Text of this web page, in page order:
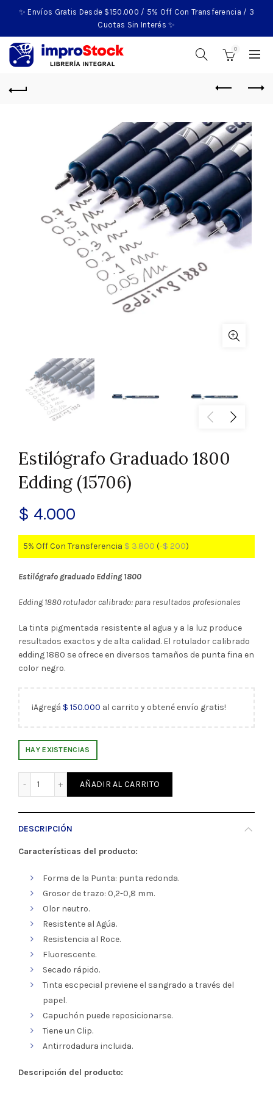
✨ Envíos Gratis Desde $150.000 / 5% Off Con Transferencia / 3
Cuotas Sin Interés ✨
0
Estilógrafo Graduado 1800
Edding (15706)
$ 4.000
5% Off Con Transferencia $ 3.800 (-$ 200)
Estilógrafo graduado Edding 1800
Edding 1880 rotulador calibrado: para resultados profesionales
La tinta pigmentada resistente al agua y a la luz produce
resultados exactos y de alta calidad. El rotulador calibrado
edding 1880 se ofrece en diversos tamaños de punta fina en
color negro.
¡Agregá $ 150.000 al carrito y obtené envío gratis!
HAY EXISTENCIAS
Estilógrafo Graduado 1800 Edding (15706) cantidad
AÑADIR AL CARRITO
DESCRIPCIÓN
Características del producto:
Forma de la Punta: punta redonda.
Grosor de trazo: 0,2-0,8 mm.
Olor neutro.
Resistente al Agúa.
Resistencia al Roce.
Fluorescente.
Secado rápido.
Tinta escpecial previene el sangrado a través del
papel.
Capuchón puede reposicionarse.
Tiene un Clip.
Antirrodadura incluida.
Descripción del producto: